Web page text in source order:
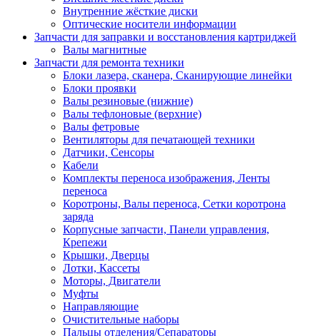
Внутренние жёсткие диски
Оптические носители информации
Запчасти для заправки и восстановления картриджей
Валы магнитные
Запчасти для ремонта техники
Блоки лазера, сканера, Сканирующие линейки
Блоки проявки
Валы резиновые (нижние)
Валы тефлоновые (верхние)
Валы фетровые
Вентиляторы для печатающей техники
Датчики, Сенсоры
Кабели
Комплекты переноса изображения, Ленты
переноса
Коротроны, Валы переноса, Сетки коротрона
заряда
Корпусные запчасти, Панели управления,
Крепежи
Крышки, Дверцы
Лотки, Кассеты
Моторы, Двигатели
Муфты
Направляющие
Очистительные наборы
Пальцы отделения/Сепараторы